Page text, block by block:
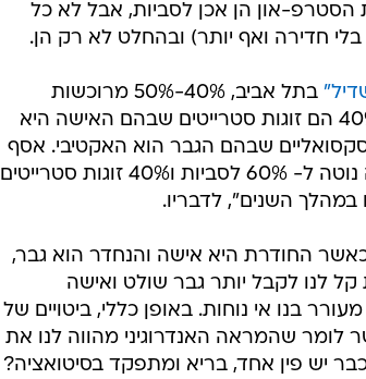
און הן אכן לסביות, אבל לא כל
חדירה ואף יותר) ובהחלט לא רק הן.
בתל אביב, 40%-50% מרוכשות
הסטרפאונים שפוקדות את חנותו הן לסביות, ו- 30%-40% הם זוגות סטרייטים שבהם האישה היא
סקסואליים שבהם הגבר הוא האקטיבי. אסף
, מספר כי אצלו החלוקה נוטה ל- 60% לסביות ו40% זוגות סטרייטים
במהלך השנים", לדבריו.
כאשר החודרת היא אישה והנחדר הוא גבר,
לנו לקבל יותר גבר שולט ואישה
בנו אי נוחות. באופן כללי, ביטויים של
לומר שהמראה האנדרוגיני מהווה לנו את
יש פין אחד, בריא ומתפקד בסיטואציה?